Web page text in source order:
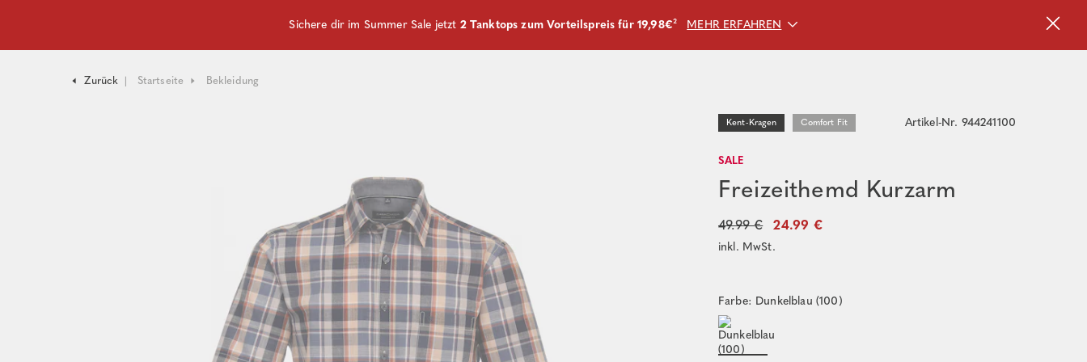
Sichere dir im Summer Sale jetzt 2 Tanktops zum Vorteilspreis für 19,98€² MEHR ERFAHREN
Zurück Startseite Bekleidung
Kent-Kragen Comfort Fit Artikel-Nr. 944241100
SALE
Freizeithemd Kurzarm
49.99 € 24.99 €
inkl. MwSt.
Farbe: Dunkelblau (100)